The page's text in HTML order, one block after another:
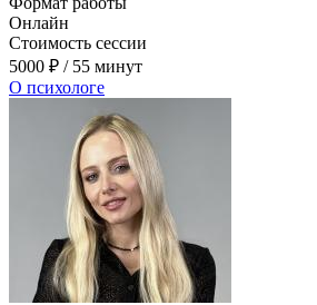
Онлайн
Стоимость сессии
5000 ₽ / 55 минут
О психологе